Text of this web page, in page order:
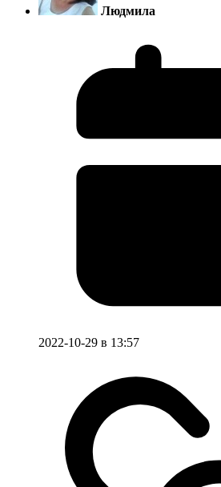
Людмила
2022-10-29 в 13:57